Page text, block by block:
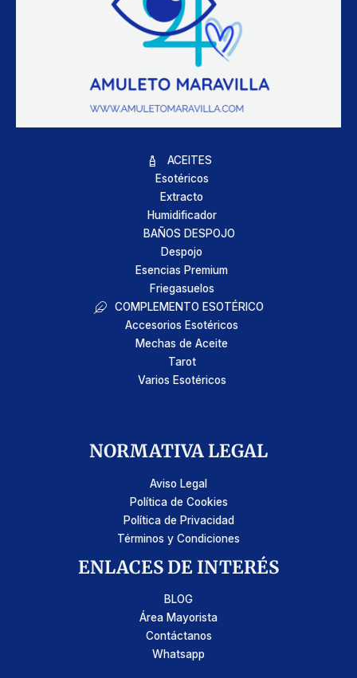
ACEITES
Esotéricos
Extracto
Humidificador
BAÑOS DESPOJO
Despojo
Esencias Premium
Friegasuelos
COMPLEMENTO ESOTÉRICO
Accesorios Esotéricos
Mechas de Aceite
Tarot
Varios Esotéricos
NORMATIVA LEGAL
Aviso Legal
Política de Cookies
Política de Privacidad
Términos y Condiciones
ENLACES DE INTERÉS
BLOG
Área Mayorista
Contáctanos
Whatsapp